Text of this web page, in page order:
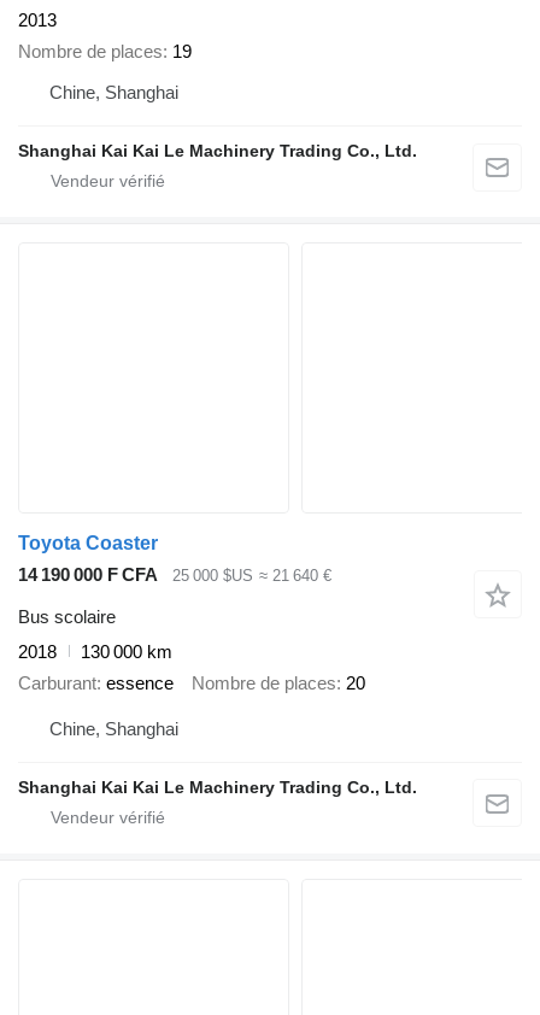
2013
Nombre de places 19
Chine, Shanghai
Shanghai Kai Kai Le Machinery Trading Co., Ltd.
Toyota Coaster
14 190 000 F CFA
25 000 $US ≈ 21 640 €
Bus scolaire
2018
130 000 km
Carburant essence Nombre de places 20
Chine, Shanghai
Shanghai Kai Kai Le Machinery Trading Co., Ltd.